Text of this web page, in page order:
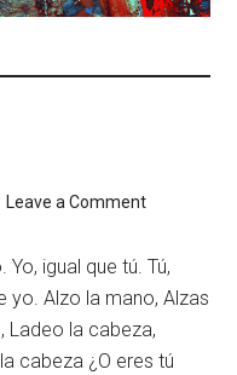
Leave a Comment
Yo, igual que tú. Tú,
yo. Alzo la mano, Alzas
Ladeo la cabeza,
cabeza ¿O eres tú